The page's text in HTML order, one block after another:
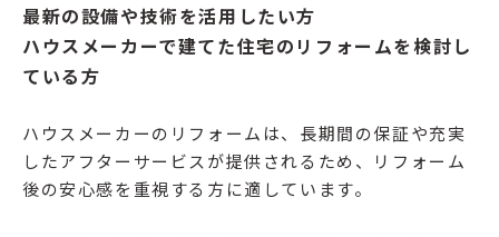
最新の設備や技術を活用したい方
ハウスメーカーで建てた住宅のリフォームを検討し
ている方
ハウスメーカーのリフォームは、長期間の保証や充実
したアフターサービスが提供されるため、リフォーム
後の安心感を重視する方に適しています。